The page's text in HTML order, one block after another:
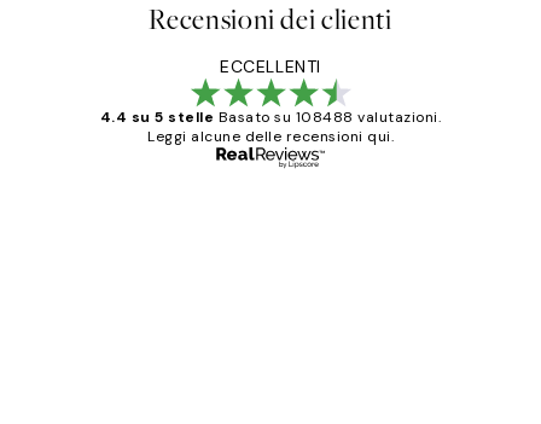
Recensioni dei clienti
ECCELLENTI
4.4 su 5 stelle Basato su 108488 valutazioni.
Leggi alcune delle recensioni qui.